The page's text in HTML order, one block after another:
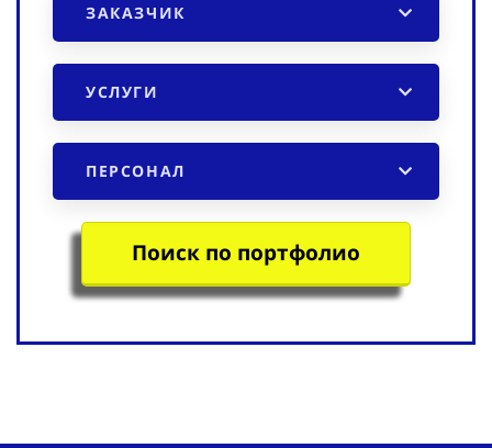
ЗАКАЗЧИК
УСЛУГИ
ПЕРСОНАЛ
Поиск по портфолио